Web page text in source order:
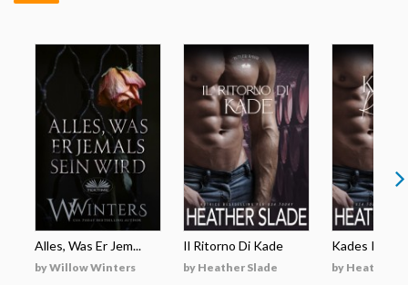
Alles, Was Er Jem...
by Willow Winters
Il Ritorno Di Kade
by Heather Slade
Kades
by Heather